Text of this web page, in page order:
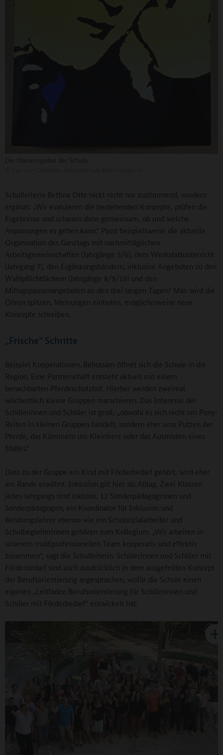
Schulleiterin Bettina Otte nickt nicht nur zustimmend, sondern
ergänzt: „Wir evaluieren die bestehenden Konzepte, prüfen die
Ergebnisse und schauen dann gemeinsam, ob und welche
Anpassungen es geben kann.“ Passt beispielsweise die aktuelle
Organisation des Ganztags mit nachmittäglichen
Arbeitsgemeinschaften (Jahrgänge 5/6), dem Werkstattunterricht
(Jahrgang 7), den Ergänzungsbändern, inklusive Angeboten zu den
Wahlpflichtfächern (Jahrgänge 8/9/10) und den
Mittagspausenangeboten an den drei langen Tagen? Man wird die
Ohren spitzen, Meinungen einholen, möglicherweise neue
Konzepte schreiben.
„Frische“ Schritte
Beispiel Kooperationen. Behutsam öffnet sich die Schule in die
Region. Eine Partnerschaft entsteht aktuell mit einem
benachbarten Pferdeschutzhof. Hierher werden zweimal
wöchentlich kleine Gruppen marschieren. Das Interesse der
Schülerinnen und Schüler ist groß, „obwohl es sich nicht um Pony-
Reiten in kleinen Gruppen handelt, sondern eher ums Putzen der
Pferde, das Kümmern um Kleintiere oder das Ausmisten eines
Stalles.“
Dass zu der Gruppe ein Kind mit Förderbedarf gehört, wird eher
am Rande erwähnt. Inklusion gilt hier als Alltag. Zwei Klassen
jedes Jahrgangs sind inklusiv, 12 Sonderpädagoginnen und
Sonderpädagogen, ein Koordinator für Inklusion und
Beratungslehrer ebenso wie ein Schulsozialarbeiter und
Schulbegleiterinnen gehören zum Kollegium. „Wir arbeiten in
unserem multiprofessionellen Team kooperativ und effektiv
zusammen“, sagt die Schulleiterin. Schülerinnen und Schüler mit
Förderbedarf sind auch ausdrücklich in dem ausgefeilten Konzept
der Berufsorientierung angesprochen, wofür die Schule einen
eigenen „Leitfaden Berufsorientierung für Schülerinnen und
Schüler mit Förderbedarf“ entwickelt hat.